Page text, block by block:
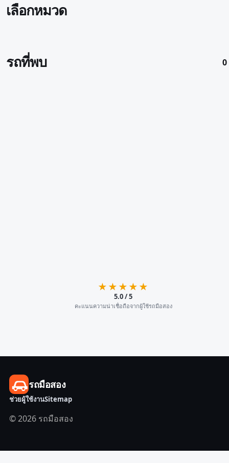
เลือกหมวด
รถที่พบ
★★★★★
5.0 / 5
คะแนนความน่าเชื่อถือจากผู้ใช้รถมือสอง
รถมือสอง
ช่วยผู้ใช้งานSitemap
© 2026 รถมือสอง